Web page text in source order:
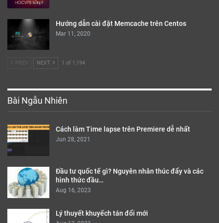
Hướng dẫn cài đặt Memcache trên Centos
Mar 11, 2020
PREV NEXT 1 of 1,194
Bài Ngẫu Nhiên
Cách làm Time lapse trên Premiere dễ nhất
Jun 28, 2021
Đầu tư quốc tế gì? Nguyên nhân thúc đẩy và các
hình thức đầu…
Aug 16, 2023
Lý thuyết khuyếch tán đổi mới